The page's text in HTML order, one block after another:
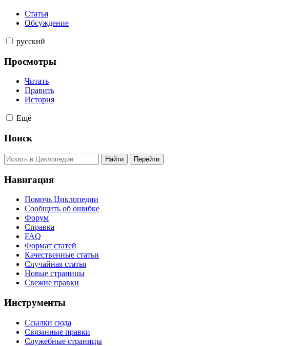
Статья
Обсуждение
русский
Просмотры
Читать
Править
История
Ещё
Поиск
Навигация
Помочь Циклопедии
Сообщить об ошибке
Форум
Справка
FAQ
Формат статей
Качественные статьи
Случайная статья
Новые страницы
Свежие правки
Инструменты
Ссылки сюда
Связанные правки
Служебные страницы